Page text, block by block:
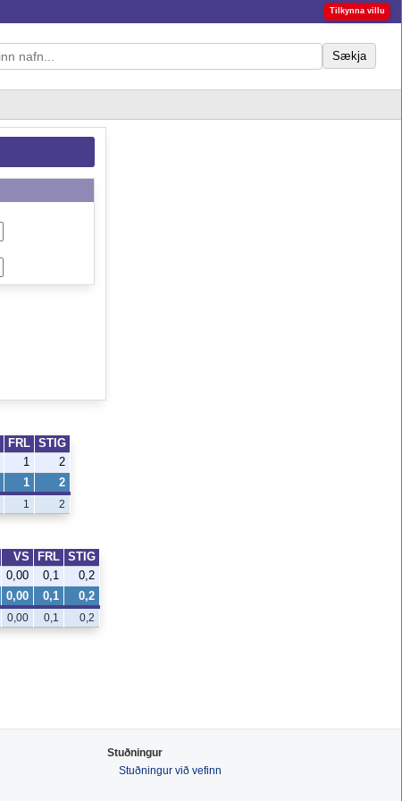
Tilkynna villu
Sækja
FRL
STIG
1 2
1 2
1 2
VS FRL
STIG
0,00 0,1 0,2
0,00 0,1 0,2
0,00 0,1 0,2
Stuðningur
Stuðningur við vefinn